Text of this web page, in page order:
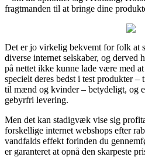
fragtmanden til at bringe dine
Det er jo virkelig bekvemt for folk at
diverse internet selskaber, og derved
på nettet ikke kunne lade være med
specielt deres bedst i test produkter –
til mænd og kvinder – betydeligt, og
gebyrfri levering.
Men det kan stadigvæk vise sig
forskellige internet webshops efter
vandfalds effekt forinden du
er garanteret at opnå den skarpeste